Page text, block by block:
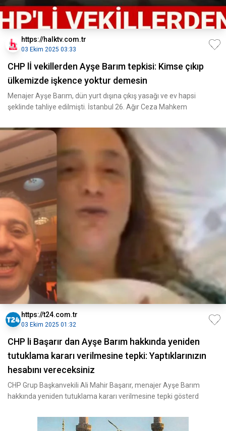
https://halktv.com.tr
03 Ekim 2025 03:33
CHP lİ vekillerden Ayşe Barım tepkisi: Kimse çıkıp
ülkemizde işkence yoktur demesin
Menajer Ayşe Barım, dün yurt dışına çıkış yasağı ve ev hapsi
şeklinde tahliye edilmişti. İstanbul 26. Ağır Ceza Mahkem
https://t24.com.tr
03 Ekim 2025 01:32
CHP li Başarır dan Ayşe Barım hakkında yeniden
tutuklama kararı verilmesine tepki: Yaptıklarınızın
hesabını vereceksiniz
CHP Grup Başkanvekili Ali Mahir Başarır, menajer Ayşe Barım
hakkında yeniden tutuklama kararı verilmesine tepki gösterd